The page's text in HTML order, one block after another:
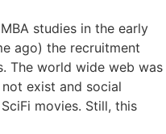
studies in the early
ago) the recruitment
The world wide web was
exist and social
movies. Still, this